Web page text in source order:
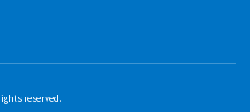
reserved.